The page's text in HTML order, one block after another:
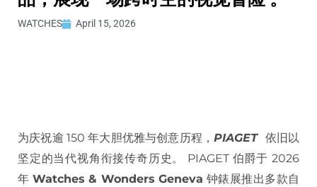
WATCHES April 15, 2026
为庆祝逾 150 年大胆优雅与创意历程，PIAGET 依旧以
坚定的当代视角衔接传奇历史。 PIAGET 伯爵于 2026
年 Watches & Wonders Geneva 钟錶展推出多款自